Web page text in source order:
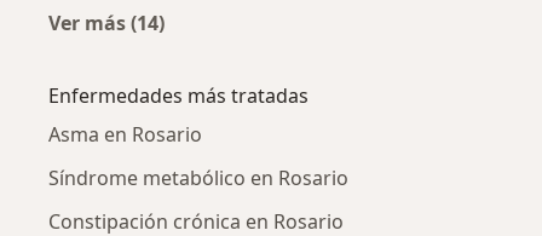
Ver más (14)
Enfermedades más tratadas
Asma en Rosario
Síndrome metabólico en Rosario
Constipación crónica en Rosario